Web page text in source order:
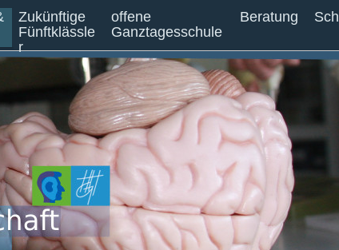
Zukünftige
Fünftklässle
r
offene
Ganztagesschule
Beratung